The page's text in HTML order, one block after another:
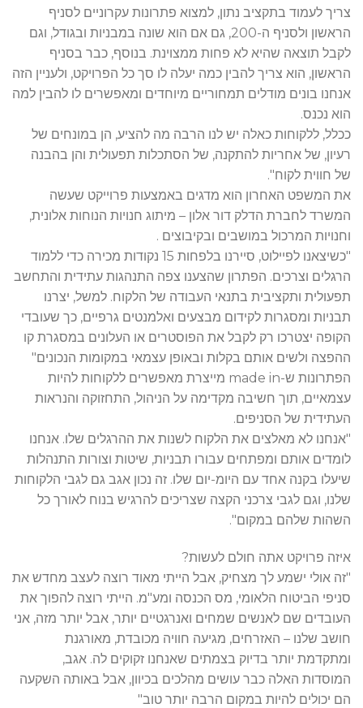
צריך לעמוד בתקציב נתון, למצוא פתרונות עקרוניים לסניף
הראשון ולסניף ה-200, גם אם הוא שונה במבניות ובגודל, וגם
לקבל תוצאה שהיא לא פחות ממצוינת. בנוסף, כבר בסניף
הראשון, הוא צריך להבין כמה יעלה לו סך כל הפרויקט, ולעניין הזה
אנחנו בונים מודלים תמחוריים מיוחדים ומאפשרים לו להבין למה
הוא נכנס.
ככלל, ללקוחות כאלה יש לנו הרבה מה להציע, הן במונחים של
רעיון, של אחריות להתקנה, של הסתכלות תפעולית והן בהבנה
של חווית לקוח".
את המשפט האחרון הוא מדגים באמצעות פרוייקט שעשה
המשרד לחברת הדלק דור אלון – מיתוג חנויות הנוחות אלונית,
וחנויות המרכול במושבים ובקיבוצים .
"כשיצאנו לפיילוט, סיירנו בלפחות 15 נקודות מכירה כדי ללמוד
הרגלים וצרכים. הפתרון שהצענו צפה התנהגות עתידית והתחשב
תפעולית ותקציבית בתנאי העבודה של הלקוח. למשל, יצרנו
תבניות ומסגרות לקידום מבצעים ואלמנטים גרפיים, כך שעובדי
הקופה יצטרכו רק לקבל את הפוסטרים או העלונים במסגרת קו
ההפצה ולשים אותם בקלות ובאופן עצמאי במקומות הנכונים"
הפתרונות ש-made in מייצרת מאפשרים ללקוחות להיות
עצמאיים, תוך חשיבה מקדימה על הניהול, התחזוקה והנראות
העתידית של הסניפים.
"אנחנו לא מאלצים את הלקוח לשנות את ההרגלים שלו. אנחנו
לומדים אותם ומפתחים עבורו תבניות, שיטות וצורות התנהלות
שיעלו בקנה אחד עם היומ-יום שלו. זה נכון אגב גם לגבי הלקוחות
שלנו, וגם לגבי צרכני הקצה שצריכים להרגיש בנוח לאורך כל
השהות שלהם במקום".
איזה פרויקט אתה חולם לעשות?
"זה אולי ישמע לך מצחיק, אבל הייתי מאוד רוצה לעצב מחדש את
סניפי הביטוח הלאומי, מס הכנסה ומע"מ. הייתי רוצה להפוך את
העובדים שם לאנשים שמחים ואנרגטיים יותר, אבל יותר מזה, אני
חושב שלנו – האזרחים, מגיעה חוויה מכובדת, מאורגנת
ומתקדמת יותר בדיוק בצמתים שאנחנו זקוקים לה. אגב,
המוסדות האלה כבר עושים מהלכים בכיוון, אבל באותה השקעה
הם יכולים להיות במקום הרבה יותר טוב"